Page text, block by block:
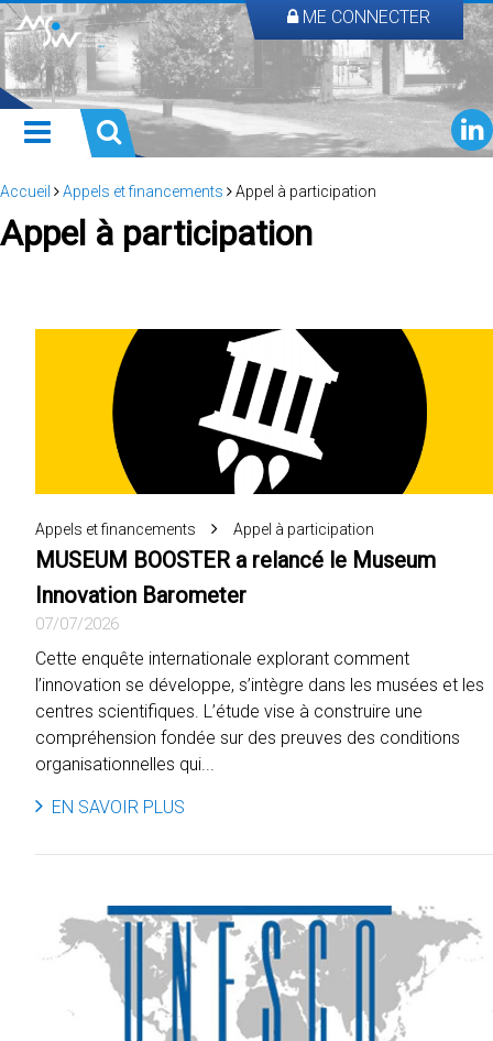
ME CONNECTER
Accueil Appels et financements Appel à participation
Appel à participation
Appels et financements Appel à participation
MUSEUM BOOSTER a relancé le Museum
Innovation Barometer
07/07/2026
Cette enquête internationale explorant comment
l’innovation se développe, s’intègre dans les musées et les
centres scientifiques. L’étude vise à construire une
compréhension fondée sur des preuves des conditions
organisationnelles qui...
EN SAVOIR PLUS